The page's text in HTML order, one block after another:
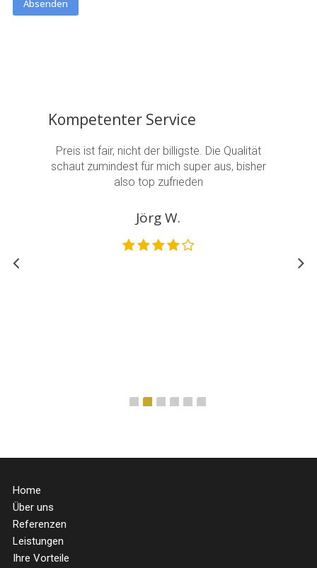
Kompetenter Service
Preis ist fair, nicht der billigste. Die Qualität
schaut zumindest für mich super aus, bisher
also top zufrieden
Jörg W.
Home
Über uns
Referenzen
Leistungen
Ihre Vorteile